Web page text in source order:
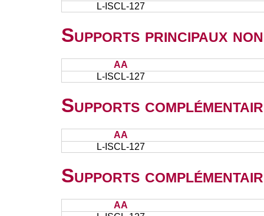
L-ISCL-127
Supports principaux
AA
L-ISCL-127
Supports
AA
L-ISCL-127
Supports
AA